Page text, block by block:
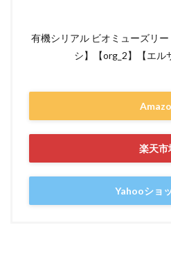
有機シリアル ビオミューズリ
シ】【org_2】【エル
楽天市
Yahooショ